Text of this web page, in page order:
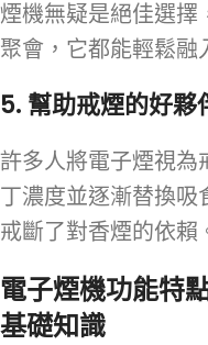
煙機無疑是絕佳選擇
聚會，它都能輕鬆融
5. 幫助戒煙的好夥
許多人將電子煙視為
丁濃度並逐漸替換吸
戒斷了對香煙的依賴
電子煙機功能特
基礎知識